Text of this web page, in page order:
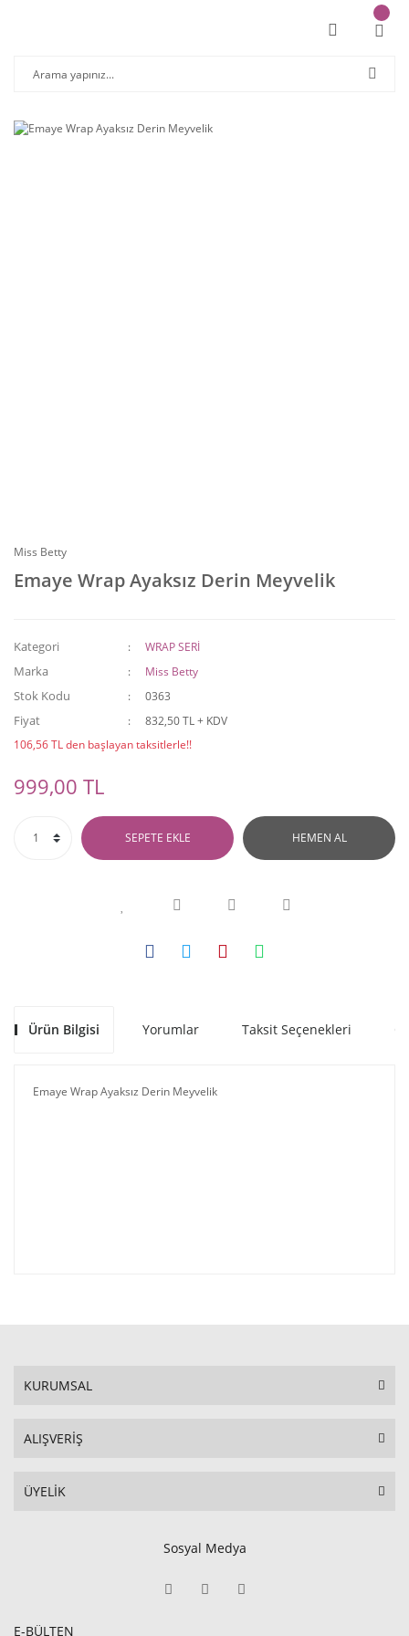
Miss Betty
Emaye Wrap Ayaksız Derin Meyvelik
Kategori WRAP SERİ
Marka Miss Betty
Stok Kodu 0363
Fiyat
832,50 TL + KDV
106,56 TL den başlayan taksitlerle!!
999,00 TL
SEPETE EKLE HEMEN AL
Ürün Bilgisi Yorumlar Taksit Seçenekleri
Emaye Wrap Ayaksız Derin Meyvelik
KURUMSAL
ALIŞVERİŞ
ÜYELİK
Sosyal Medya
E-BÜLTEN